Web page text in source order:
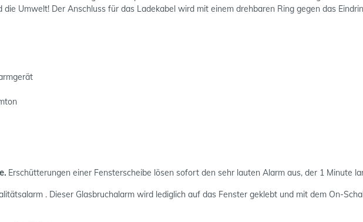
Umwelt! Der Anschluss für das Ladekabel wird mit einem drehbaren Ring gegen das
Erschütterungen einer Fensterscheibe lösen sofort den sehr lauten Alarm aus, der 1 Minute
. Dieser Glasbruchalarm wird lediglich auf das Fenster geklebt und mit dem On-